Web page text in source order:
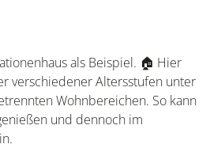
als Beispiel. 🏠 Hier
verschiedener Altersstufen unter
Wohnbereichen. So kann
und dennoch im